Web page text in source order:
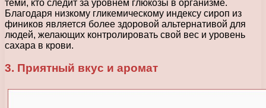
теми, кто следит за уровнем глюкозы в организме.
Благодаря низкому гликемическому индексу сироп из
фиников является более здоровой альтернативой для
людей, желающих контролировать свой вес и уровень
сахара в крови.
3. Приятный вкус и аромат